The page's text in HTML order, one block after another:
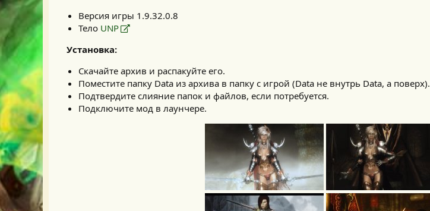
Версия игры 1.9.32.0.8
Тело UNP
Установка:
Скачайте архив и распакуйте его.
Поместите папку Data из архива в папку с игрой (Data не внутрь Data, а поверх).
Подтвердите слияние папок и файлов, если потребуется.
Подключите мод в лаунчере.